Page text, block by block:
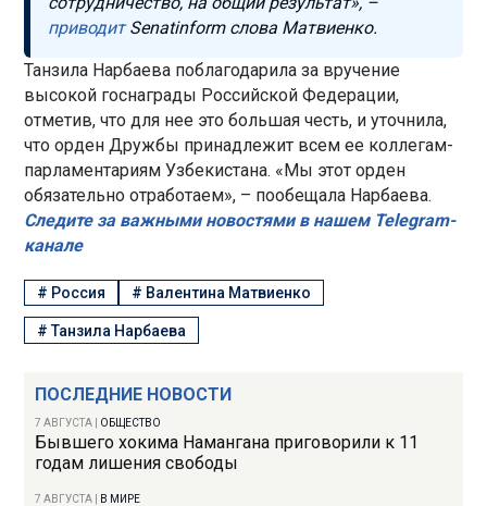
ПОСЛЕДНИЕ НОВОСТИ
7 АВГУСТА ОБЩЕСТВО
Бывшего хокима Намангана приговорили к 11
годам лишения свободы
7 АВГУСТА В МИРЕ
приводитSenatinform слова Матвиенко.
Танзила Нарбаева поблагодарила за вручение
высокой госнаграды Российской Федерации,
отметив, что для нее это большая честь, и уточнила,
что орден Дружбы принадлежит всем ее коллегам-
парламентариям Узбекистана. «Мы этот орден
обязательно отработаем», – пообещала Нарбаева.
Следите за важными новостями в нашем Telegram-
канале
# Россия # Валентина Матвиенко
#Танзила Нарбаева